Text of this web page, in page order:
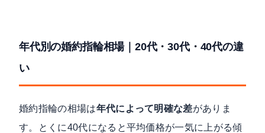
年代別の婚約指輪相場｜20代・30代・40代の違
い
婚約指輪の相場は年代によって明確な差がありま
す。とくに40代になると平均価格が一気に上がる傾